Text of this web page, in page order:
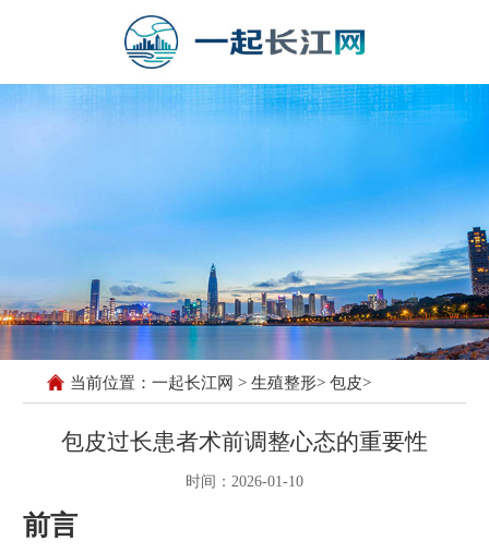
当前位置： 一起长江网 > 生殖整形> 包皮>
包皮过长患者术前调整心态的重要性
时间：2026-01-10
前言